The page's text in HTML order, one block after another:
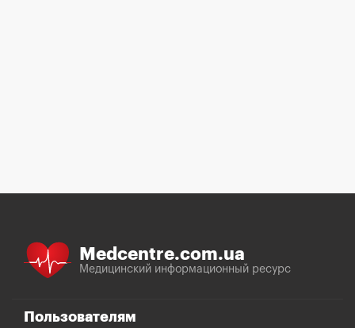
Medcentre.com.ua
Медицинский информационный ресурс
Пользователям